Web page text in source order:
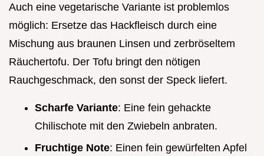
Auch eine vegetarische Variante ist problemlos
möglich: Ersetze das Hackfleisch durch eine
Mischung aus braunen Linsen und zerbröseltem
Räuchertofu. Der Tofu bringt den nötigen
Rauchgeschmack, den sonst der Speck liefert.
Scharfe Variante: Eine fein gehackte
Chilischote mit den Zwiebeln anbraten.
Fruchtige Note: Einen fein gewürfelten Apfel